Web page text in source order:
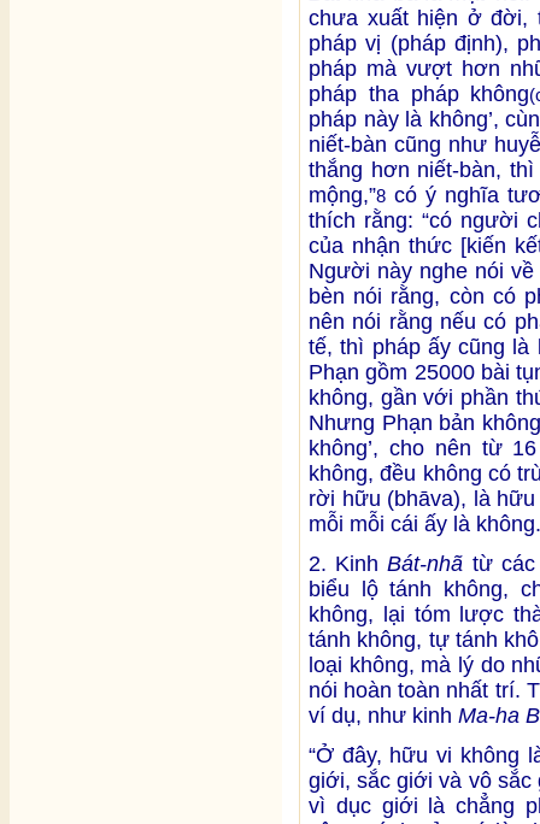
chưa xuất hiện ở đời,
pháp vị (pháp định),
pháp mà vượt hơn
pháp tha pháp không
pháp này là không’,
niết-bàn cũng như
thắng hơn niết-bàn,
mộng,”8 có ý nghĩa
thích rằng: “có người
của nhận thức [kiến
Người này nghe nói
bèn nói rằng, còn có
nên nói rằng nếu có
tế, thì pháp ấy cũng là
Phạn gồm 25000 bài
không, gần với phần
Nhưng Phạn bản
không’, cho nên từ
không, đều không có
rời hữu (bhāva), là
mỗi mỗi cái ấy là không.
2. KinhBát-nhã từ các
biểu lộ tánh không,
không, lại tóm lược
tánh không, tự tánh
loại không, mà lý do
nói hoàn toàn nhất trí.
ví dụ, như kinh Ma-ha
“Ở đây, hữu vi không
giới, sắc giới và vô
vì dục giới là chẳng